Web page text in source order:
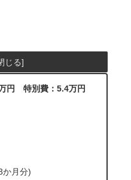
円 特別費：5.4万円
か月分)